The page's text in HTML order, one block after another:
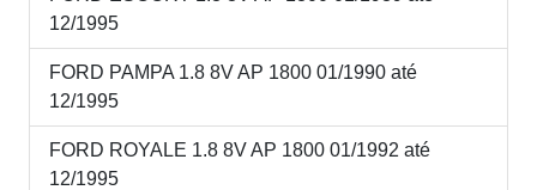
12/1995
FORD PAMPA 1.8 8V AP 1800 01/1990 até
12/1995
FORD ROYALE 1.8 8V AP 1800 01/1992 até
12/1995